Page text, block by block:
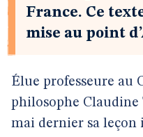
France. Ce
mise au point
Élue professeure au
philosophe Claudine
mai dernier sa leçon